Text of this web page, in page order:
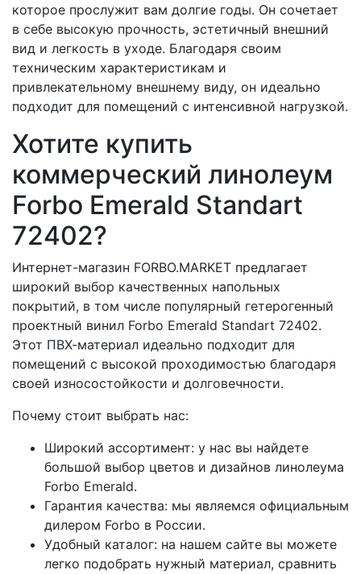
которое прослужит вам долгие годы. Он сочетает
в себе высокую прочность, эстетичный внешний
вид и легкость в уходе. Благодаря своим
техническим характеристикам и
привлекательному внешнему виду, он идеально
подходит для помещений с интенсивной нагрузкой.
Хотите купить
коммерческий линолеум
Forbo Emerald Standart
72402?
Интернет-магазин FORBO.MARKET предлагает
широкий выбор качественных напольных
покрытий, в том числе популярный гетерогенный
проектный винил Forbo Emerald Standart 72402.
Этот ПВХ-материал идеально подходит для
помещений с высокой проходимостью благодаря
своей износостойкости и долговечности.
Почему стоит выбрать нас:
Широкий ассортимент: у нас вы найдете
большой выбор цветов и дизайнов линолеума
Forbo Emerald.
Гарантия качества: мы являемся официальным
дилером Forbo в России.
Удобный каталог: на нашем сайте вы можете
легко подобрать нужный материал, сравнить